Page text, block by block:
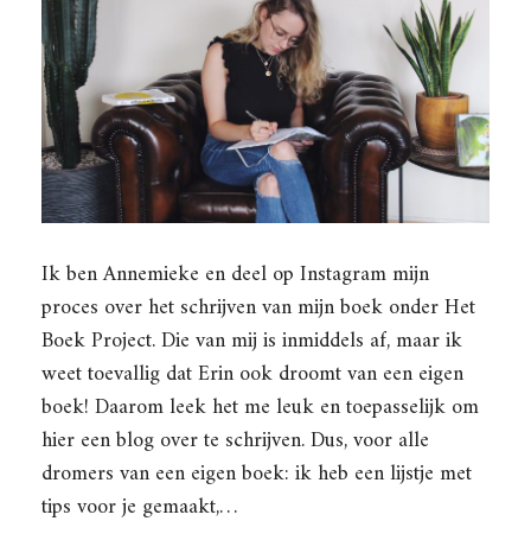
Ik ben Annemieke en deel op Instagram mijn
proces over het schrijven van mijn boek onder Het
Boek Project. Die van mij is inmiddels af, maar ik
weet toevallig dat Erin ook droomt van een eigen
boek! Daarom leek het me leuk en toepasselijk om
hier een blog over te schrijven. Dus, voor alle
dromers van een eigen boek: ik heb een lijstje met
tips voor je gemaakt,…